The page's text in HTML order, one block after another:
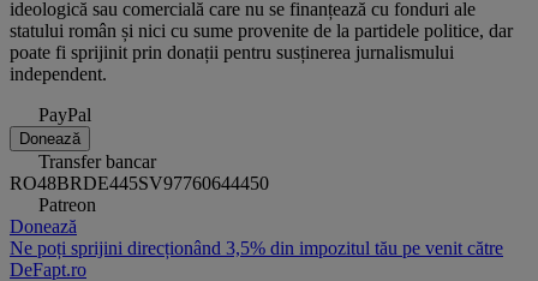
ideologică sau comercială care nu se finanțează cu fonduri ale
statului român și nici cu sume provenite de la partidele politice, dar
poate fi sprijinit prin donații pentru susținerea jurnalismului
independent.
PayPal
Donează
Transfer bancar
RO48BRDE445SV97760644450
Patreon
Donează
Ne poți sprijini direcționând 3,5% din impozitul tău pe venit către
DeFapt.ro